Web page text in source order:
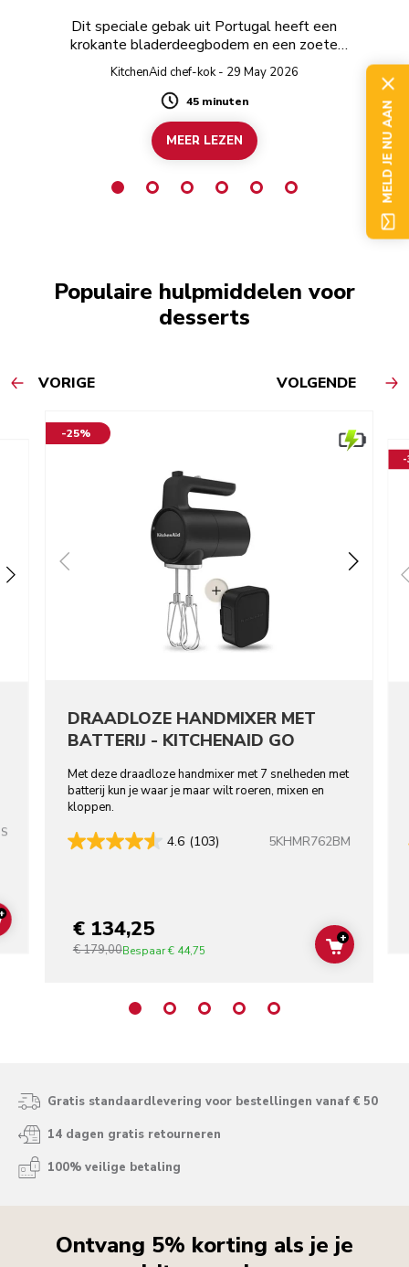
Dit speciale gebak uit Portugal heeft een
krokante bladerdeegbodem en een zoete
sausvulling.
KitchenAid chef-kok - 29 May 2026
Duration
45 minuten
MEER LEZEN
Populaire hulpmiddelen voor
desserts
VORIGE VOLGENDE
ADD TO CART
-25%
DRAADLOZE HANDMIXER MET
BATTERIJ - KITCHENAID GO
Met deze draadloze handmixer met 7 snelheden met
batterij kun je waar je maar wilt roeren, mixen en
kloppen.
4.6 (103) 5KHMR762BM
€ 134,25
€ 179,00Bespaar€ 44,75 ADD TO
+
-
Gratis standaardlevering voor bestellingen vanaf € 50
14 dagen gratis retourneren
100% veilige betaling
Ontvang 5% korting als je je
MELD JE NU AAN